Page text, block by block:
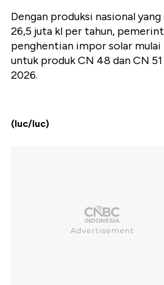
Dengan produksi nasional
26,5 juta kl per tahun,
penghentian impor solar
untuk produk CN 48 dan CN
2026.
(luc/luc)